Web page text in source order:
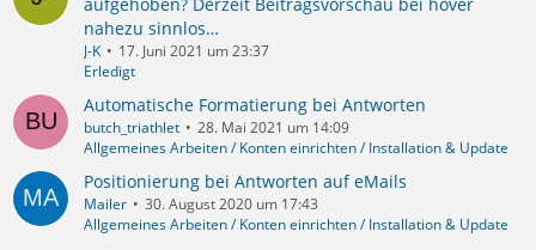
nahezu sinnlos…
J-K
17. Juni 2021 um 23:37
Erledigt
Automatische Formatierung bei Antworten
butch_triathlet
28. Mai 2021 um 14:09
Allgemeines Arbeiten / Konten einrichten / Installation & Update
Positionierung bei Antworten auf eMails
Mailer
30. August 2020 um 17:43
Allgemeines Arbeiten / Konten einrichten / Installation & Update